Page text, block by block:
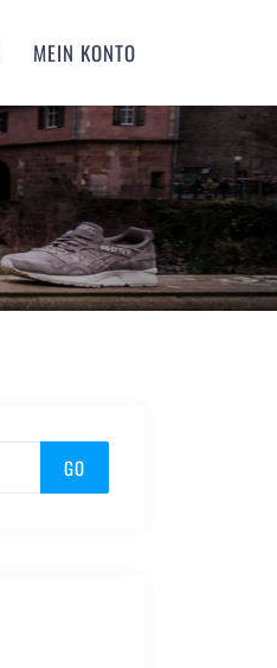
MEIN KONTO